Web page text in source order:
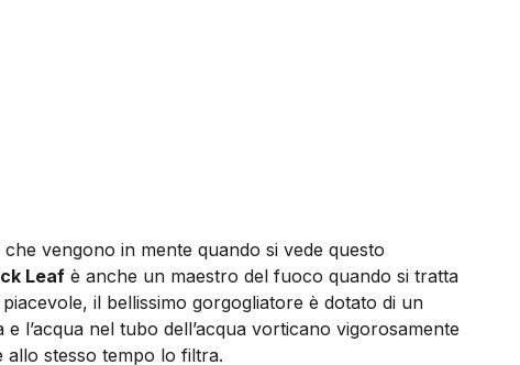
vengono in mente quando si vede questo
Leaf è anche un maestro del fuoco quando si tratta
il bellissimo gorgogliatore è dotato di un
l’acqua nel tubo dell’acqua vorticano vigorosamente
stesso tempo lo filtra.